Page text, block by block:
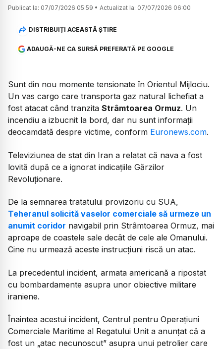
Publicat la: 07/07/2026 05:59 • Actualizat la: 07/07/2026 06:00
DISTRIBUIȚI ACEASTĂ ȘTIRE
ADAUGĂ-NE CA SURSĂ PREFERATĂ PE GOOGLE
Sunt din nou momente tensionate în Orientul Mijlociu.
Un vas cargo care transporta gaz natural lichefiat a
fost atacat când tranzita Strâmtoarea Ormuz. Un
incendiu a izbucnit la bord, dar nu sunt informații
deocamdată despre victime, conform Euronews.com.
Televiziunea de stat din Iran a relatat că nava a fost
lovită după ce a ignorat indicațiile Gărzilor
Revoluționare.
De la semnarea tratatului provizoriu cu SUA,
Teheranul solicită vaselor comerciale să urmeze un
anumit coridor navigabil prin Strâmtoarea Ormuz, mai
aproape de coastele sale decât de cele ale Omanului.
Cine nu urmează aceste instrucțiuni riscă un atac.
La precedentul incident, armata americană a ripostat
cu bombardamente asupra unor obiective militare
iraniene.
Înaintea acestui incident, Centrul pentru Operațiuni
Comerciale Maritime al Regatului Unit a anunțat că a
fost un „atac necunoscut” asupra unui petrolier care